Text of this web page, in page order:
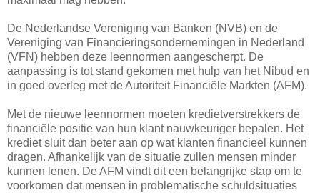
De Nederlandse Vereniging van Banken (NVB) en de
Vereniging van Financieringsondernemingen in Nederland
(VFN) hebben deze leennormen aangescherpt. De
aanpassing is tot stand gekomen met hulp van het Nibud en
in goed overleg met de Autoriteit Financiële Markten (AFM).
Met de nieuwe leennormen moeten kredietverstrekkers de
financiële positie van hun klant nauwkeuriger bepalen. Het
krediet sluit dan beter aan op wat klanten financieel kunnen
dragen. Afhankelijk van de situatie zullen mensen minder
kunnen lenen. De AFM vindt dit een belangrijke stap om te
voorkomen dat mensen in problematische schuldsituaties